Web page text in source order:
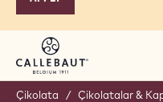
Çikolata / Çikolatalar &